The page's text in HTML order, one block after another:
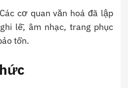
cơ quan văn hoá đã lập
lễ, âm nhạc, trang phục
tồn.